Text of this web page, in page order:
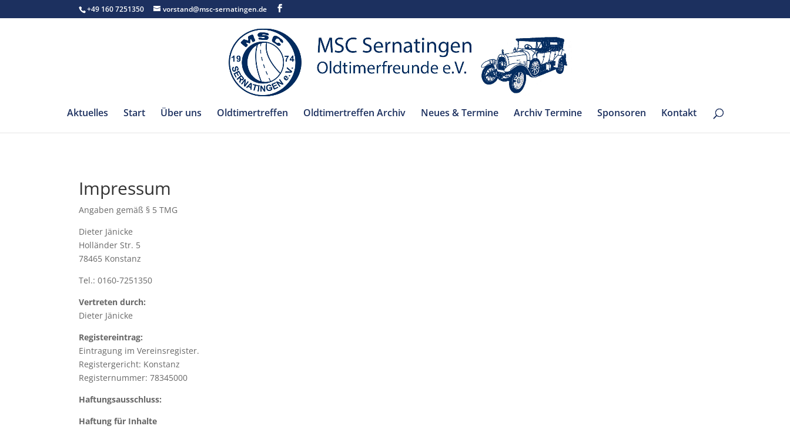
+49 160 7251350 vorstand@msc-sernatingen.de
Aktuelles Start Über uns Oldtimertreffen Oldtimertreffen Archiv Neues & Termine Archiv Termine Sponsoren Kontakt
Impressum
Angaben gemäß § 5 TMG
Dieter Jänicke
Holländer Str. 5
78465 Konstanz
Tel.: 0160-7251350
Vertreten durch:
Dieter Jänicke
Registereintrag:
Eintragung im Vereinsregister.
Registergericht: Konstanz
Registernummer: 78345000
Haftungsausschluss:
Haftung für Inhalte